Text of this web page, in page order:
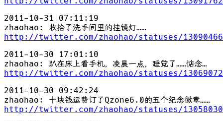
2011-10-31 07:11:19
zhaohao: 收拾了洗手间里的挂镜灯……
http://twitter.com/zhaohao/statuses/
2011-10-30 17:01:10
zhaohao: 趴在床上看手机，凌晨一点，睡觉了……惦念…
http://twitter.com/zhaohao/statuses/
2011-10-30 09:42:24
zhaohao: 十块钱运费订了Qzone6.0的五个纪念徽章……
http://twitter.com/zhaohao/statuses/